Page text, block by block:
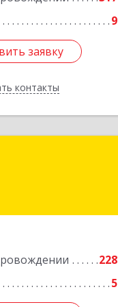
9
заявку
контакты
заявку
Назад
228
5
Подробнее